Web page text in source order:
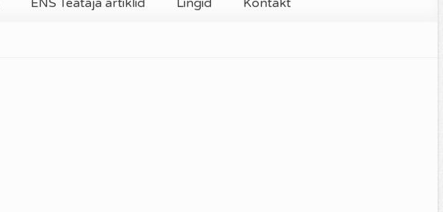
ENS Teataja artiklid Lingid Kontakt